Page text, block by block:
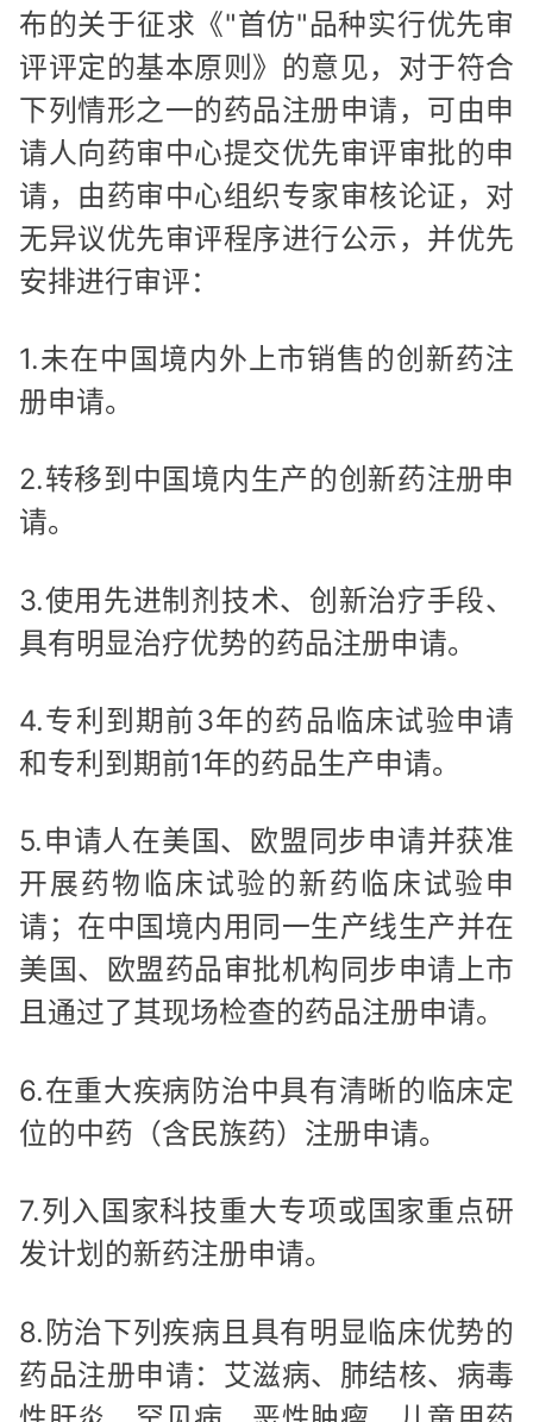
布的关于征求《"首仿"品种实行优先审
评评定的基本原则》的意见，对于符合
下列情形之一的药品注册申请，可由申
请人向药审中心提交优先审评审批的申
请，由药审中心组织专家审核论证，对
无异议优先审评程序进行公示，并优先
安排进行审评：
1.未在中国境内外上市销售的创新药注
册申请。
2.转移到中国境内生产的创新药注册申
请。
3.使用先进制剂技术、创新治疗手段、
具有明显治疗优势的药品注册申请。
4.专利到期前3年的药品临床试验申请
和专利到期前1年的药品生产申请。
5.申请人在美国、欧盟同步申请并获准
开展药物临床试验的新药临床试验申
请；在中国境内用同一生产线生产并在
美国、欧盟药品审批机构同步申请上市
且通过了其现场检查的药品注册申请。
6.在重大疾病防治中具有清晰的临床定
位的中药（含民族药）注册申请。
7.列入国家科技重大专项或国家重点研
发计划的新药注册申请。
8.防治下列疾病且具有明显临床优势的
药品注册申请：艾滋病、肺结核、病毒